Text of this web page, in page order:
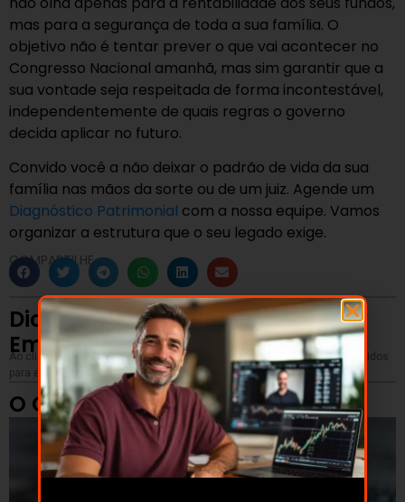
mas para a segurança de toda a sua família. O
objetivo não é tentar prever o que vai acontecer no
Congresso Nacional amanhã, mas sim garantir que a
sua vontade seja respeitada de forma incontestável,
independentemente de quais regras o governo
decida aplicar no futuro.
Convido você a não deixar o padrão de vida da sua
família nas mãos da sorte ou de um juiz. Agende um
Diagnóstico Patrimonial com a nossa equipe. Vamos
organizar a estrutura que o seu legado exige.
COMPARTILHE
Dicas de Investimentos em seu
Email
Ao clicar no botão você autoriza o GuiaInvest a utilizar os dados fornecidos
para encaminhar conteúdos informativos e publicitários.
O Que Ler Agora...